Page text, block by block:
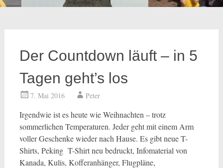
Der Countdown läuft – in 5
Tagen geht’s los
7. Mai 2016 Peter
Irgendwie ist es heute wie Weihnachten – trotz
sommerlichen Temperaturen. Jeder geht mit einem Arm
voller Geschenke wieder nach Hause. Es gibt neue T-
Shirts, Peking T-Shirt neu bedruckt, Infomaterial von
Kanada, Kulis, Kofferanhänger, Flugpläne,